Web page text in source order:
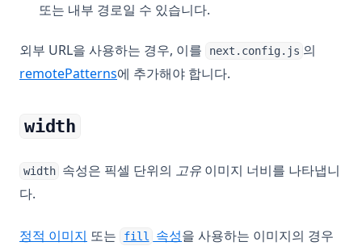
또는 내부 경로일 수 있습니다.
외부 URL을 사용하는 경우, 이를 next.config.js 의
remotePatterns에 추가해야 합니다.
width
width 속성은 픽셀 단위의 고유 이미지 너비를 나타냅니
다.
정적 이미지 또는 fill 속성을 사용하는 이미지의 경우